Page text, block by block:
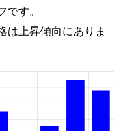
す。
は上昇傾向にありま